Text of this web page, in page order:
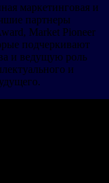
маркетинговая и
партнеры
Market Pioneer
подчеркивают
и ведущую роль
и